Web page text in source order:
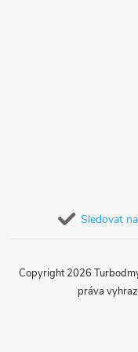
Sledovat
Copyright 2026
práva